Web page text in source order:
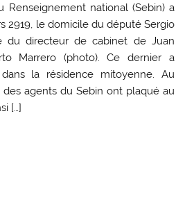
Renseignement national (Sebin) a
2919, le domicile du député Sergio
du directeur de cabinet de Juan
Marrero (photo). Ce dernier a
la résidence mitoyenne. Au
agents du Sebin ont plaqué au
[…]